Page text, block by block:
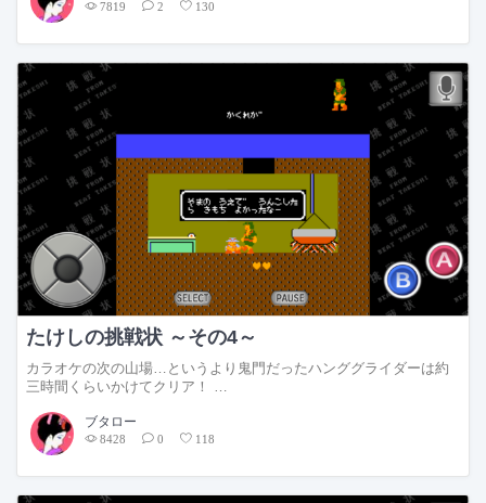
7819 2 130
たけしの挑戦状 ～その4～
カラオケの次の山場…というより鬼門だったハンググライダーは約
三時間くらいかけてクリア！ …
ブタロー
8428 0 118